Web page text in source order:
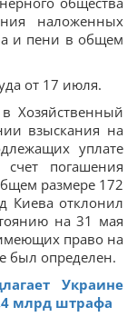
наложенных
и пени в общем
от 17 июля.
Хозяйственный
взыскания на
уплате
погашения
размере 172
Киева отклонил
на 31 мая
право на
был определен.
Украине
млрд штрафа